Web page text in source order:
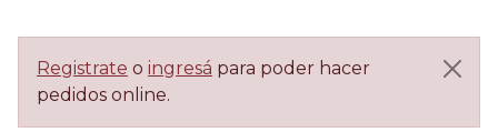
Registrate o ingresá para poder hacer
pedidos online.